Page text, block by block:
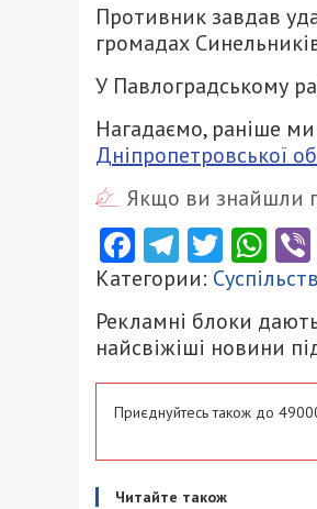
Противник завдав
громадах
У Павлоградському
Нагадаємо, раніше
Дніпропетровської
Якщо ви знайшли
Facebook
Telegram
Категории:
Рекламні блоки
найсвіжіші новини
Приєднуйтесь також до
Читайте також